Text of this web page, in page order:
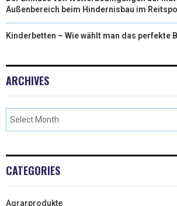
Außenbereich beim Hindernisbau im
Kinderbetten – Wie wählt man das perfekte
ARCHIVES
CATEGORIES
Agrarprodukte